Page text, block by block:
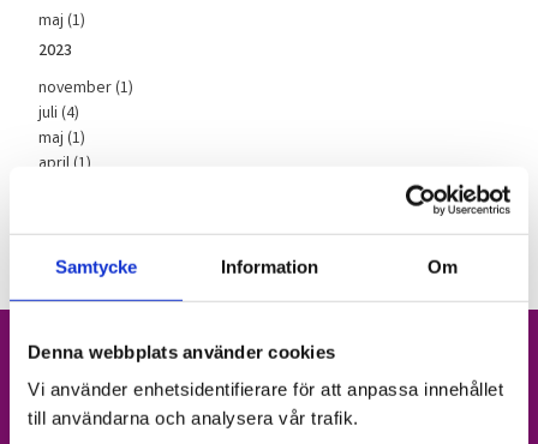
Samtycke Information Om
Denna webbplats använder cookies
Vi använder enhetsidentifierare för att anpassa innehållet
till användarna och analysera vår trafik.
maj (1)
2023
november (1)
juli (4)
maj (1)
april (1)
check_circle
Etablerat 2008 Brett sortiment
check_circle